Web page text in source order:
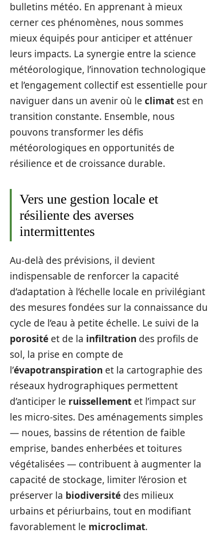
bulletins météo. En apprenant à mieux
cerner ces phénomènes, nous sommes
mieux équipés pour anticiper et atténuer
leurs impacts. La synergie entre la science
météorologique, l’innovation technologique
et l’engagement collectif est essentielle pour
naviguer dans un avenir où le climat est en
transition constante. Ensemble, nous
pouvons transformer les défis
météorologiques en opportunités de
résilience et de croissance durable.
Vers une gestion locale et
résiliente des averses
intermittentes
Au-delà des prévisions, il devient
indispensable de renforcer la capacité
d’adaptation à l’échelle locale en privilégiant
des mesures fondées sur la connaissance du
cycle de l’eau à petite échelle. Le suivi de la
porosité et de la infiltration des profils de
sol, la prise en compte de
l’évapotranspiration et la cartographie des
réseaux hydrographiques permettent
d’anticiper le ruissellement et l’impact sur
les micro-sites. Des aménagements simples
— noues, bassins de rétention de faible
emprise, bandes enherbées et toitures
végétalisées — contribuent à augmenter la
capacité de stockage, limiter l’érosion et
préserver la biodiversité des milieux
urbains et périurbains, tout en modifiant
favorablement le microclimat.